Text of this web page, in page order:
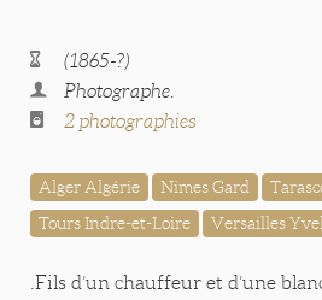
(1865-?)
Photographe.
2 photographies
Alger Algérie Nimes Gard
Tours Indre-et-Loire
Versailles
.Fils d’un chauffeur et d’une